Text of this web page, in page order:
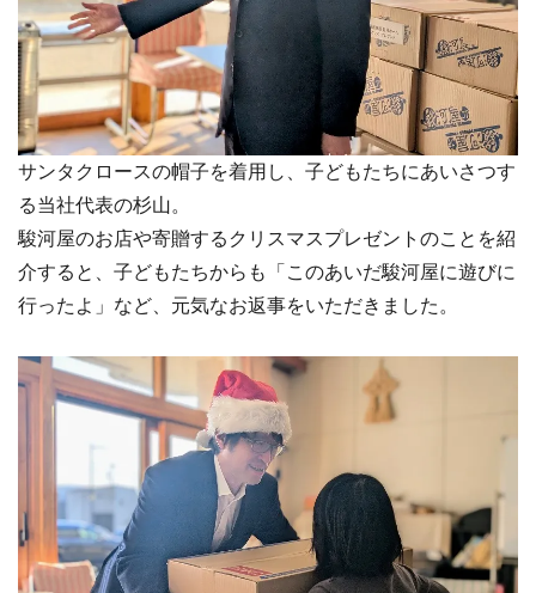
サンタクロースの帽子を着用し、子どもたちにあいさつす
る当社代表の杉山。
駿河屋のお店や寄贈するクリスマスプレゼントのことを紹
介すると、子どもたちからも「このあいだ駿河屋に遊びに
行ったよ」など、元気なお返事をいただきました。